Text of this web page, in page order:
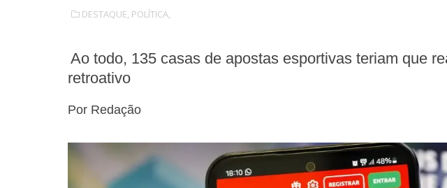
DESTAQUE, POLÍTICA,
Ao todo, 135 casas de apostas esportivas teriam que
retroativo
Por Redação